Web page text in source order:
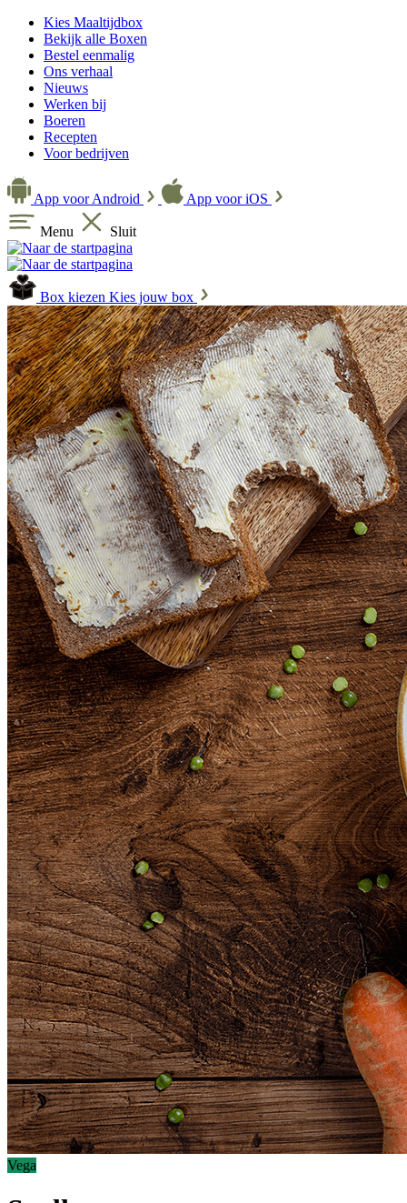
Kies Maaltijdbox
Bekijk alle Boxen
Bestel eenmalig
Ons verhaal
Nieuws
Werken bij
Boeren
Recepten
Voor bedrijven
App voor Android App voor iOS
Menu Sluit
Box kiezen Kies jouw box
Vega